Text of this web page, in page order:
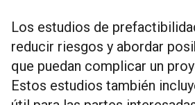
Los estudios de
reducir riesgos y abordar
que puedan complicar un
Estos estudios también